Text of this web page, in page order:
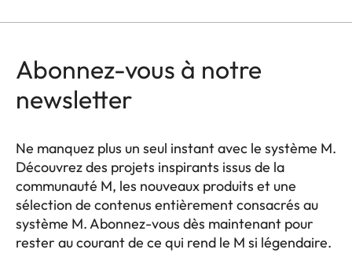
Abonnez-vous à notre
newsletter
Ne manquez plus un seul instant avec le système M.
Découvrez des projets inspirants issus de la
communauté M, les nouveaux produits et une
sélection de contenus entièrement consacrés au
système M. Abonnez-vous dès maintenant pour
rester au courant de ce qui rend le M si légendaire.